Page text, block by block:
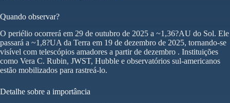
Quando observar?
O periélio ocorrerá em 29 de outubro de 2025 a ~1,36?AU do Sol. Ele
passará a ~1,8?UA da Terra em 19 de dezembro de 2025, tornando-se
visível com telescópios amadores a partir de dezembro . Instituições
como Vera C. Rubin, JWST, Hubble e observatórios sul-americanos
estão mobilizados para rastreá-lo.
Detalhe sobre a importância